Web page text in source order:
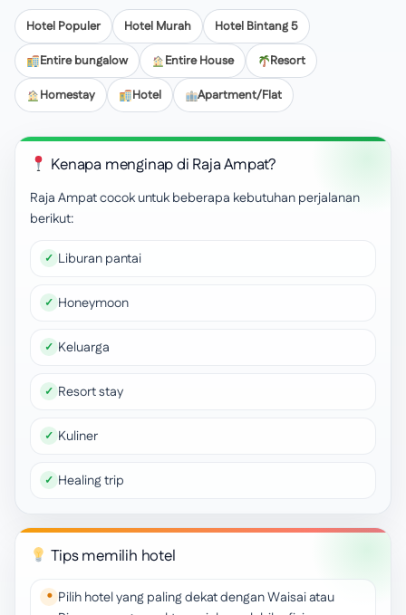
Hotel Populer Hotel Murah Hotel Bintang 5
Entire bungalow Entire House Resort
Homestay Hotel Apartment/Flat
Kenapa menginap di Raja Ampat?
Raja Ampat cocok untuk beberapa kebutuhan perjalanan
berikut:
Liburan pantai
Honeymoon
Keluarga
Resort stay
Kuliner
Healing trip
Tips memilih hotel
Pilih hotel yang paling dekat dengan Waisai atau